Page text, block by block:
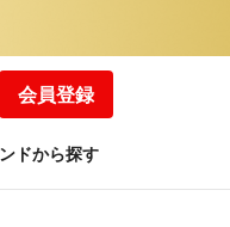
会員登録
ドから探す